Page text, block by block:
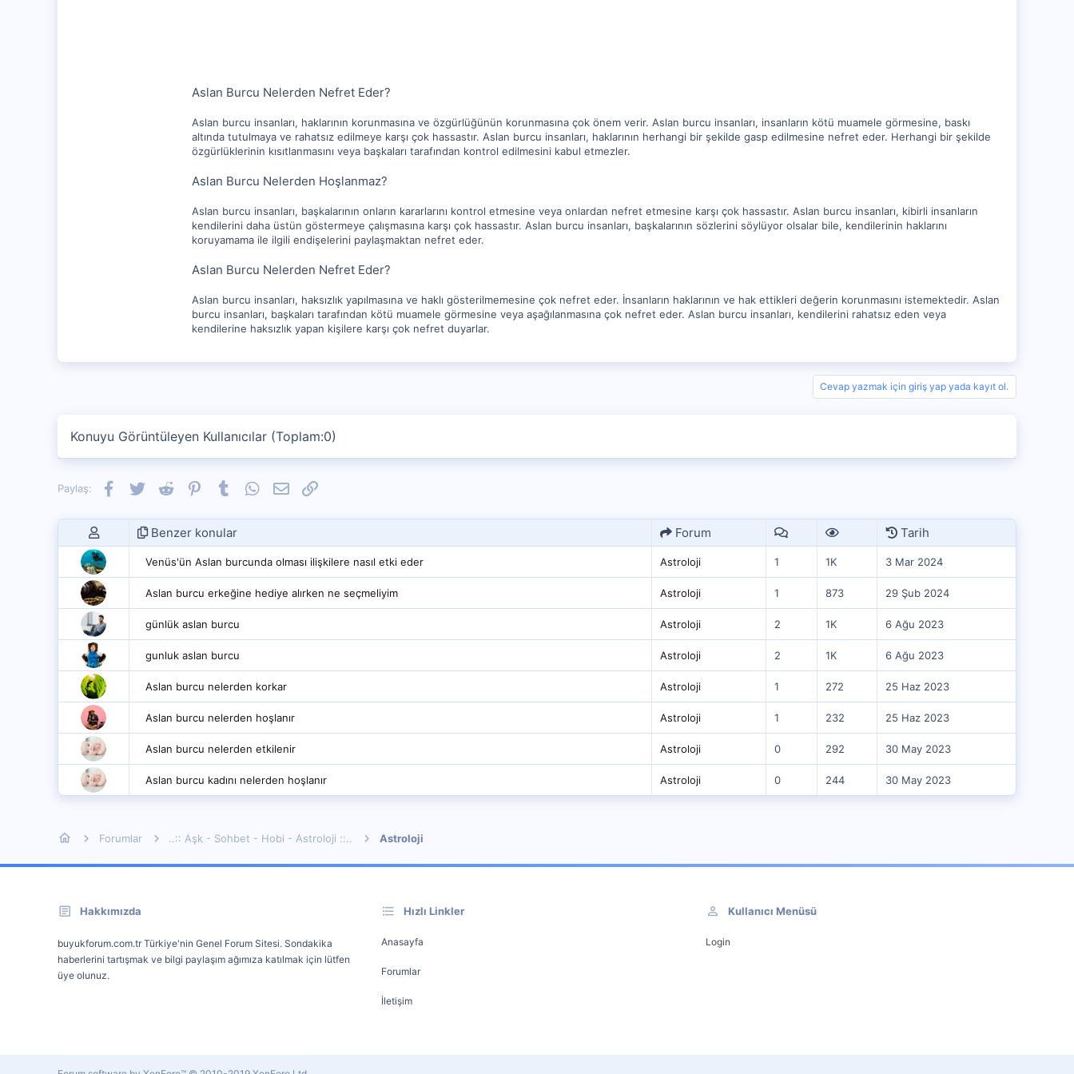
Aslan Burcu Nelerden Nefret Eder?
Aslan burcu insanları, haklarının korunmasına ve özgürlüğünün korunmasına çok önem verir. Aslan burcu insanları, insanların kötü muamele görmesine, baskı
altında tutulmaya ve rahatsız edilmeye karşı çok hassastır. Aslan burcu insanları, haklarının herhangi bir şekilde gasp edilmesine nefret eder. Herhangi bir şekilde
özgürlüklerinin kısıtlanmasını veya başkaları tarafından kontrol edilmesini kabul etmezler.
Aslan Burcu Nelerden Hoşlanmaz?
Aslan burcu insanları, başkalarının onların kararlarını kontrol etmesine veya onlardan nefret etmesine karşı çok hassastır. Aslan burcu insanları, kibirli insanların
kendilerini daha üstün göstermeye çalışmasına karşı çok hassastır. Aslan burcu insanları, başkalarının sözlerini söylüyor olsalar bile, kendilerinin haklarını
koruyamama ile ilgili endişelerini paylaşmaktan nefret eder.
Aslan Burcu Nelerden Nefret Eder?
Aslan burcu insanları, haksızlık yapılmasına ve haklı gösterilmemesine çok nefret eder. İnsanların haklarının ve hak ettikleri değerin korunmasını istemektedir. Aslan
burcu insanları, başkaları tarafından kötü muamele görmesine veya aşağılanmasına çok nefret eder. Aslan burcu insanları, kendilerini rahatsız eden veya
kendilerine haksızlık yapan kişilere karşı çok nefret duyarlar.
Cevap yazmak için giriş yap yada kayıt ol.
Konuyu Görüntüleyen Kullanıcılar (Toplam:0)
Paylaş: Facebook
TwitterReddit PinterestTumblrWhatsApp
E-postaLink
Benzer konular Forum Tarih
Venüs'ün Aslan burcunda olması ilişkilere nasıl etki eder Astroloji 1 1K 3 Mar 2024
Aslan burcu erkeğine hediye alırken ne seçmeliyim Astroloji 1 873 29 Şub 2024
günlük aslan burcu Astroloji 2 1K 6 Ağu 2023
gunluk aslan burcu Astroloji 2 1K 6 Ağu 2023
Aslan burcu nelerden korkar Astroloji 1 272 25 Haz 2023
Aslan burcu nelerden hoşlanır Astroloji 1 232 25 Haz 2023
Aslan burcu nelerden etkilenir Astroloji 0 292 30 May 2023
Aslan burcu kadını nelerden hoşlanır Astroloji 0 244 30 May 2023
Forumlar ..:: Aşk - Sohbet - Hobi - Astroloji ::.. Astroloji
Hakkımızda
buyukforum.com.tr Türkiye'nin Genel Forum Sitesi. Sondakika
haberlerini tartışmak ve bilgi paylaşım ağımıza katılmak için lütfen
üye olunuz.
Hızlı Linkler
Anasayfa
Forumlar
İletişim
Kullanıcı Menüsü
Login